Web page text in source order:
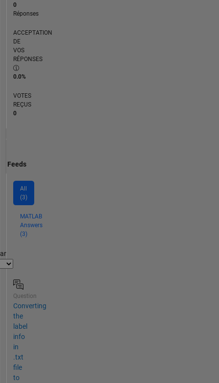
0
Réponses
ACCEPTATION
DE
VOS
RÉPONSES
0.0%
VOTES
REÇUS
0
Feeds
All
(3)
MATLAB
Answers
(3)
Question
Converting
the
label
info
in
.txt
file
to